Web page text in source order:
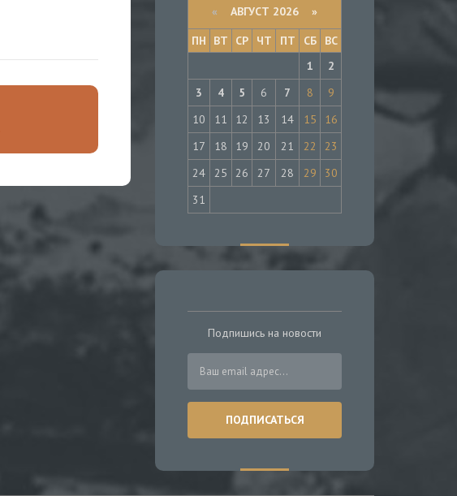
« АВГУСТ 2026 »
ПН
ВТ СР ЧТ ПТ СБ
ВС
1
2
3
4 5 6 7 8
9
10
11 12 13 14 15
16
17
18 19 20 21 22
23
24
25 26 27 28 29
30
31
Подпишись на новости